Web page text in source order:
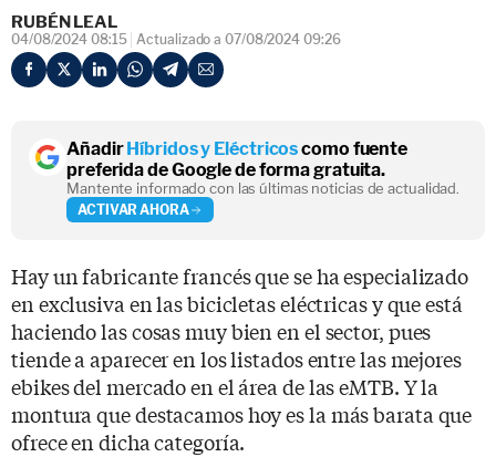
RUBÉN LEAL
04/08/2024 08:15 Actualizado a 07/08/2024 09:26
AñadirHíbridos y Eléctricoscomo fuente
preferida de Google de forma gratuita.
Mantente informado con las últimas noticias de actualidad.
ACTIVAR AHORA
Hay un fabricante francés que se ha especializado
en exclusiva en las bicicletas eléctricas y que está
haciendo las cosas muy bien en el sector, pues
tiende a aparecer en los listados entre las mejores
ebikes del mercado en el área de las eMTB. Y la
montura que destacamos hoy es la más barata que
ofrece en dicha categoría.